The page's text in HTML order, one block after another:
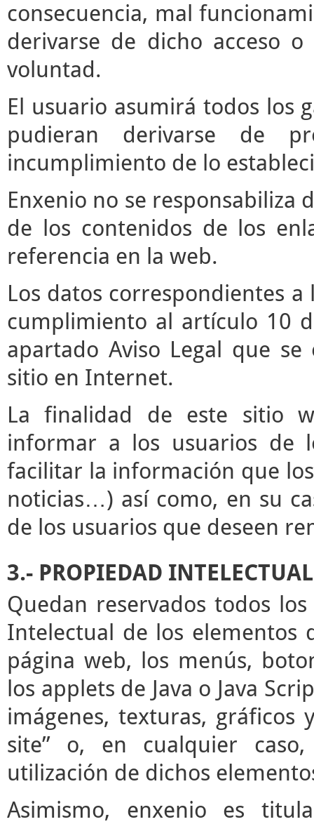
consecuencia, mal
derivarse de dicho acceso
voluntad.
El usuario asumirá todos los
pudieran derivarse de
incumplimiento de lo
Enxenio no se responsabiliza
de los contenidos de los
referencia en la web.
Los datos correspondientes
cumplimiento al artículo 10
apartado Aviso Legal que
sitio en Internet.
La finalidad de este sitio
informar a los usuarios de
facilitar la información que
noticias…) así como, en su
de los usuarios que deseen
3.- PROPIEDAD
Quedan reservados todos
Intelectual de los elementos
página web, los menús,
los applets de Java o Java
imágenes, texturas,
site” o, en cualquier
utilización de dichos
Asimismo, enxenio es